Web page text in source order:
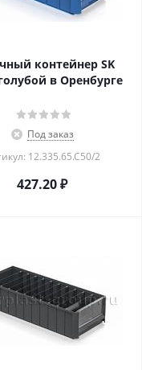
контейнер SK
в Оренбурге
Под заказ
12.335.65.С50/2
427.20₽